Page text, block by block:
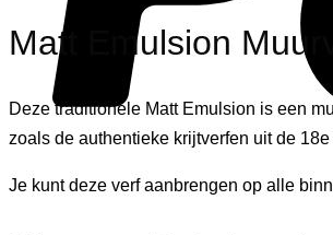
Matt Emulsion
Deze traditionele Matt Emulsion is een
zoals de authentieke krijtverfen uit de
Je kunt deze verf aanbrengen op alle